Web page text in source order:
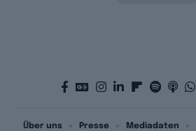
Über uns Presse Mediadaten